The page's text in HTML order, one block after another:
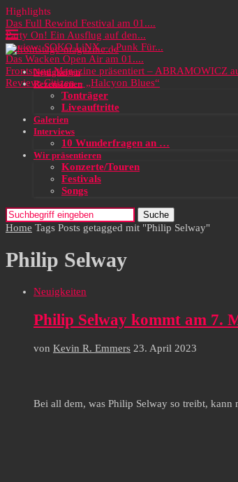
Highlights
Das Full Rewind Festival am 01....
Party On! Ein Ausflug auf den...
Review: SOKO LiNX – „Punk Für...
Das Wacken Open Air am 01....
Frontstage Magazine präsentiert – ABRAMOWICZ
Review: Citizen – „Halcyon Blues“
Neuigkeiten
Rezensionen
Tonträger
Liveauftritte
Galerien
Interviews
10 Wunderfragen an …
Wir präsentieren
Konzerte/Touren
Festivals
Songs
Suche
Home Tags Posts getagged mit "Philip Selway"
Philip Selway
Neuigkeiten
Philip Selway kommt am 7.
von Kevin R. Emmers 23. April 2023
Bei all dem, was Philip Selway so treibt,